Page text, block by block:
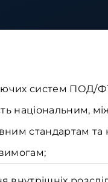
систем ПОД/
національним,
стандартам